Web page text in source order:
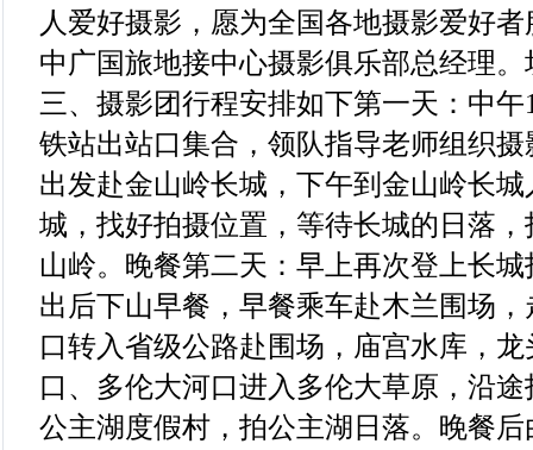
人爱好摄影，愿为全国各地摄影爱好
中广国旅地接中心摄影俱乐部总经理
三、摄影团行程安排如下第一天：中
铁站出站口集合，领队指导老师组织
出发赴金山岭长城，下午到金山岭长
城，找好拍摄位置，等待长城的日落
山岭。晚餐第二天：早上再次登上长
出后下山早餐，早餐乘车赴木兰围场
口转入省级公路赴围场，庙宫水库，
口、多伦大河口进入多伦大草原，沿
公主湖度假村，拍公主湖日落。晚餐